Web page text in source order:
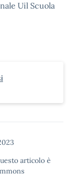
Uil Scuola
articolo è